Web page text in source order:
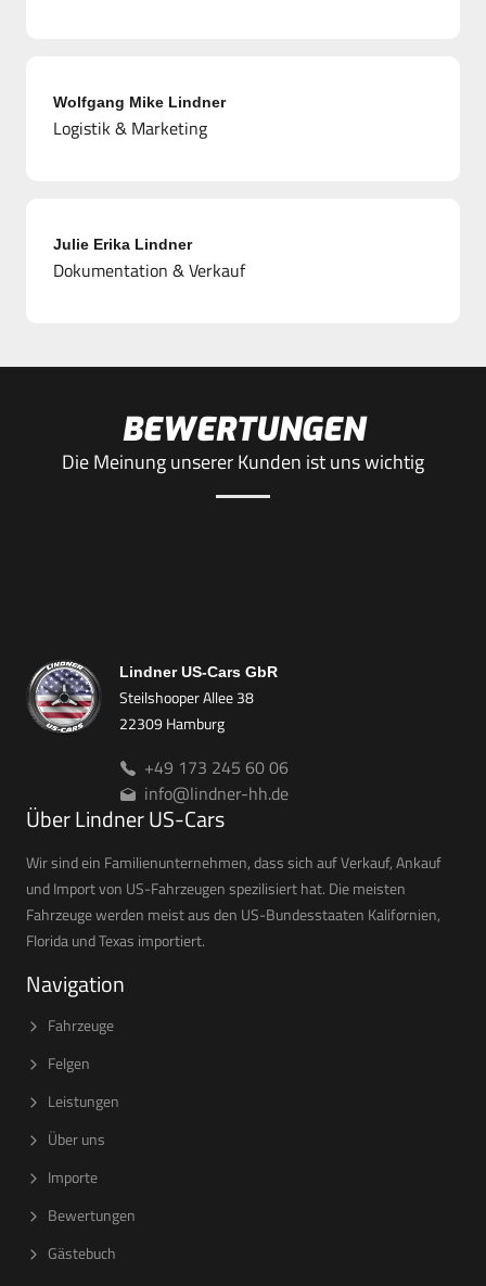
Wolfgang Mike Lindner
Logistik & Marketing
Julie Erika Lindner
Dokumentation & Verkauf
BEWERTUNGEN
Die Meinung unserer Kunden ist uns wichtig
Lindner US-Cars GbR
Steilshooper Allee 38
22309 Hamburg
+49 173 245 60 06
info@lindner-hh.de
Über Lindner US-Cars
Wir sind ein Familienunternehmen, dass sich auf Verkauf, Ankauf
und Import von US-Fahrzeugen spezilisiert hat. Die meisten
Fahrzeuge werden meist aus den US-Bundesstaaten Kalifornien,
Florida und Texas importiert.
Navigation
Fahrzeuge
Felgen
Leistungen
Über uns
Importe
Bewertungen
Gästebuch